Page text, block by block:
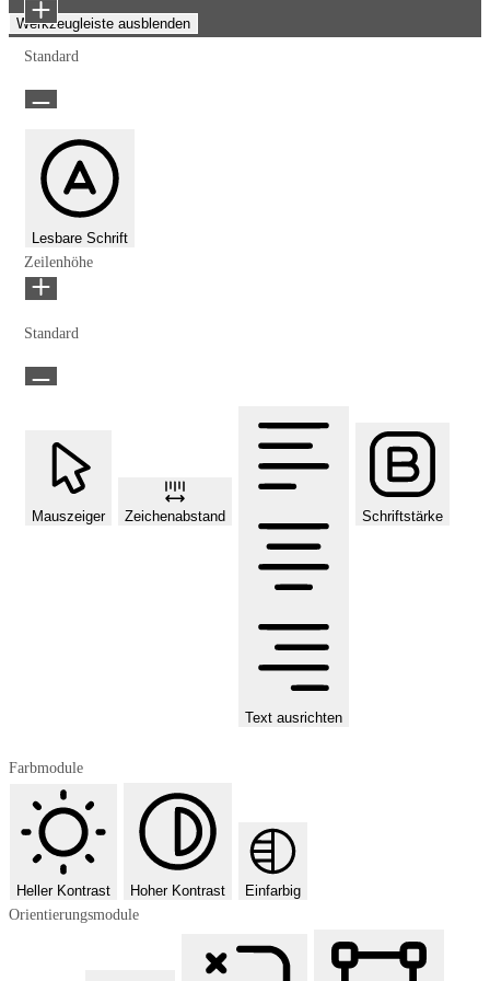
Werkzeugleiste ausblenden
Standard
Lesbare Schrift
Zeilenhöhe
Standard
Mauszeiger Zeichenabstand
Text ausrichten
Schriftstärke
Farbmodule
Heller Kontrast Hoher Kontrast
Einfarbig
Orientierungsmodule